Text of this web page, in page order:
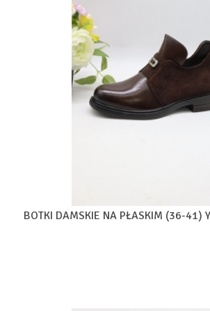
BOTKI DAMSKIE NA PŁASKIM (36-41)